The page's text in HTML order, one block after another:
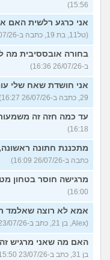
15:56)
אני כרגע רלשית האם
(טל11, בת 19, כתבה ב-26/07/26 16:47)
בחורה אובססיבית מה
ב-26/07/26 16:36)
אני חושדת שאח שלי
29, כתבה ב-26/07/26 16:27)
עד כמה חזה זה
16:18)
מתכננת חתונה
כתבה ב-26/07/26 16:09)
מרגישה חוסר בטחון
16:00)
אמא לא רוצה שאלמד
(Alex, בן 21, כתב ב-23/07/26 16:01)
האם מה שאני מרגיש זה
בן 31, כתב ב-23/07/26 15:50)